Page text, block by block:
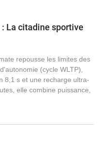
La citadine sportive
repousse les limites des
(cycle WLTP),
8,1 s et une recharge ultra-
elle combine puissance,